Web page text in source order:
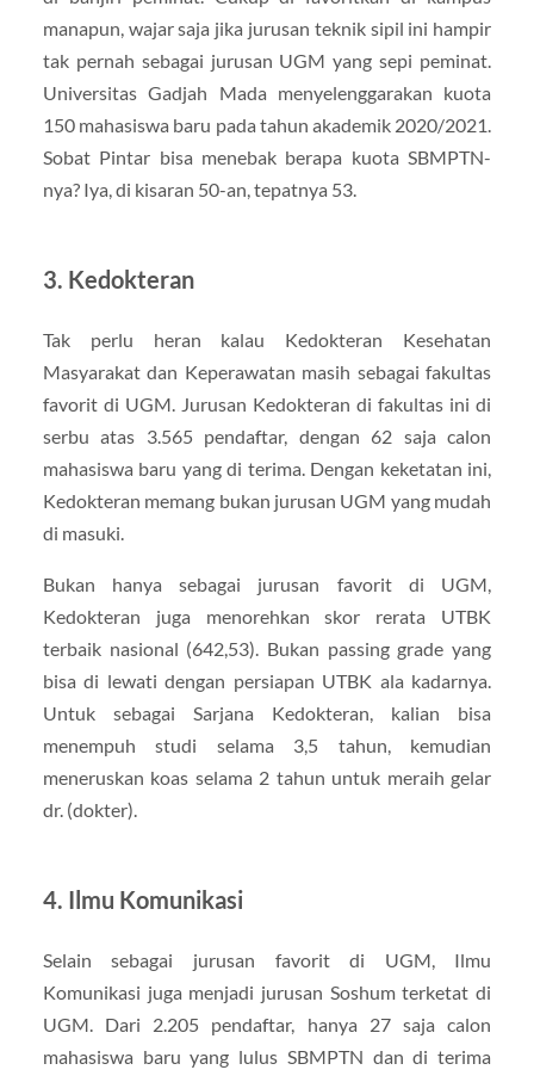
manapun, wajar saja jika jurusan teknik sipil ini hampir
tak pernah sebagai jurusan UGM yang sepi peminat.
Universitas Gadjah Mada menyelenggarakan kuota
150 mahasiswa baru pada tahun akademik 2020/2021.
Sobat Pintar bisa menebak berapa kuota SBMPTN-
nya? Iya, di kisaran 50-an, tepatnya 53.
3. Kedokteran
Tak perlu heran kalau Kedokteran Kesehatan
Masyarakat dan Keperawatan masih sebagai fakultas
favorit di UGM. Jurusan Kedokteran di fakultas ini di
serbu atas 3.565 pendaftar, dengan 62 saja calon
mahasiswa baru yang di terima. Dengan keketatan ini,
Kedokteran memang bukan jurusan UGM yang mudah
di masuki.
Bukan hanya sebagai jurusan favorit di UGM,
Kedokteran juga menorehkan skor rerata UTBK
terbaik nasional (642,53). Bukan passing grade yang
bisa di lewati dengan persiapan UTBK ala kadarnya.
Untuk sebagai Sarjana Kedokteran, kalian bisa
menempuh studi selama 3,5 tahun, kemudian
meneruskan koas selama 2 tahun untuk meraih gelar
dr. (dokter).
4. Ilmu Komunikasi
Selain sebagai jurusan favorit di UGM, Ilmu
Komunikasi juga menjadi jurusan Soshum terketat di
UGM. Dari 2.205 pendaftar, hanya 27 saja calon
mahasiswa baru yang lulus SBMPTN dan di terima